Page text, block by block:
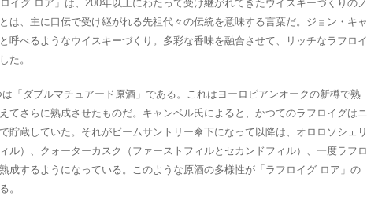
イグ ロア」は、200年以上にわたって受け継がれてきたウイスキーづくりのノ
は、主に口伝で受け継がれる先祖代々の伝統を意味する言葉だ。ジョン・キャ
呼べるようなウイスキーづくり。多彩な香味を融合させて、リッチなラフロイ
た。
「ダブルマチュアード原酒」である。これはヨーロピアンオークの新樽で熟
てさらに熟成させたものだ。キャンベル氏によると、かつてのラフロイグはニ
貯蔵していた。それがビームサントリー傘下になって以降は、オロロソシェリ
ル）、クォーターカスク（ファーストフィルとセカンドフィル）、一度ラフロ
成するようになっている。このような原酒の多様性が「ラフロイグ ロア」の
。